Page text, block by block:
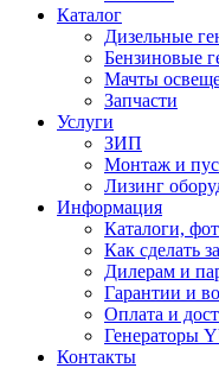
Каталог
Дизельные
Бензиновые
Мачты
Запчасти
Услуги
ЗИП
Монтаж и
Лизинг
Информация
Каталоги,
Как сделать
Дилерам и
Гарантии и
Оплата и
Генераторы
Контакты